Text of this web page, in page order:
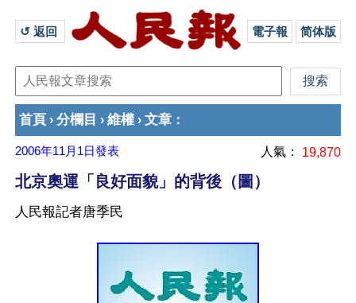
↺ 返回 電子報 简体版
首頁 › 分欄目 › 維權 › 文章 ：
2006年11月1日發表 人氣： 19,870
北京奧運「良好面貌」的背後（圖）
人民報記者唐季民